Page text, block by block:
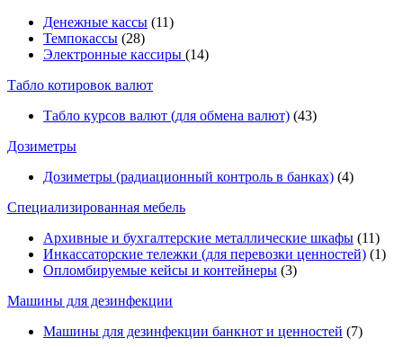
Денежные кассы (11)
Темпокассы (28)
Электронные кассиры (14)
Табло котировок валют
Табло курсов валют (для обмена валют) (43)
Дозиметры
Дозиметры (радиационный контроль в банках) (4)
Специализированная мебель
Архивные и бухгалтерские металлические шкафы (11)
Инкассаторские тележки (для перевозки ценностей) (1)
Опломбируемые кейсы и контейнеры (3)
Машины для дезинфекции
Машины для дезинфекции банкнот и ценностей (7)